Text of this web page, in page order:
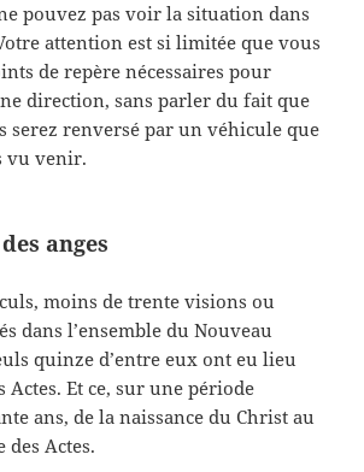
pouvez pas voir la situation dans
attention est si limitée que vous
de repère nécessaires pour
direction, sans parler du fait que
serez renversé par un véhicule que
vu venir.
anges
moins de trente visions ou
dans l’ensemble du Nouveau
quinze d’entre eux ont eu lieu
Actes. Et ce, sur une période
ans, de la naissance du Christ au
Actes.